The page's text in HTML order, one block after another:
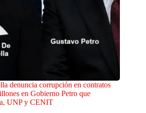
denuncia corrupción en contratos
en Gobierno Petro que
UNP y CENIT